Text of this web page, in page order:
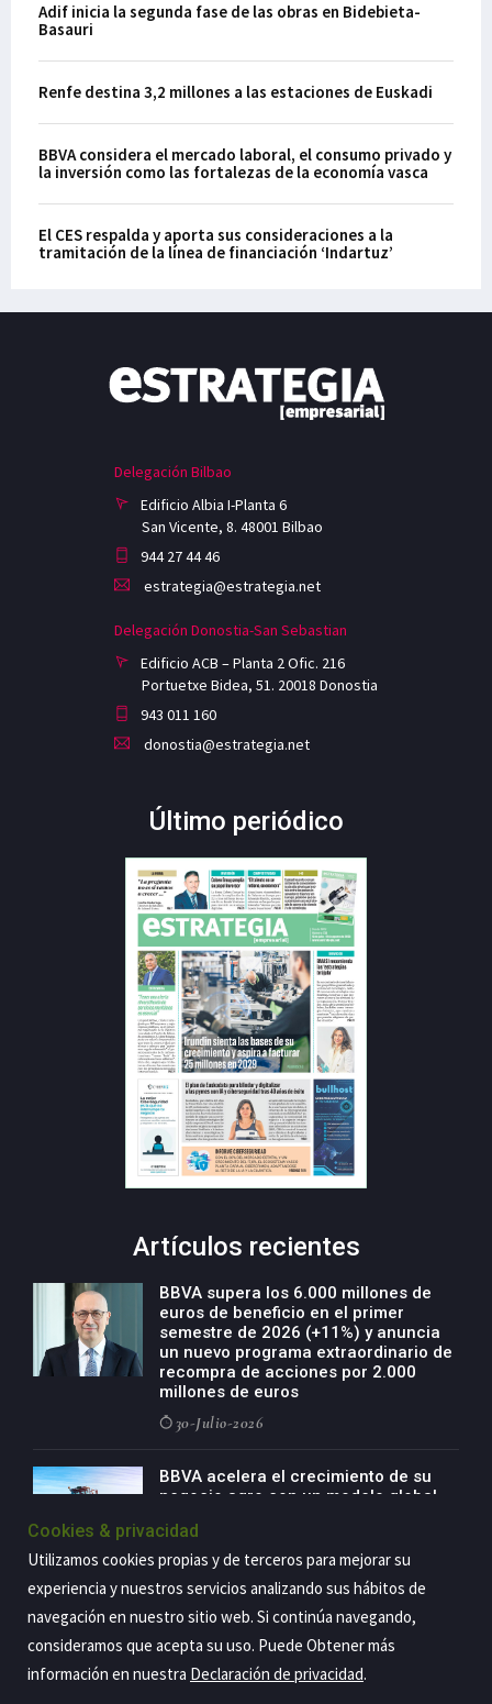
Adif inicia la segunda fase de las obras en Bidebieta-
Basauri
Renfe destina 3,2 millones a las estaciones de Euskadi
BBVA considera el mercado laboral, el consumo privado y
la inversión como las fortalezas de la economía vasca
El CES respalda y aporta sus consideraciones a la
tramitación de la línea de financiación ‘Indartuz’
Delegación Bilbao
Edificio Albia I-Planta 6
San Vicente, 8. 48001 Bilbao
944 27 44 46
estrategia@estrategia.net
Delegación Donostia-San Sebastian
Edificio ACB – Planta 2 Ofic. 216
Portuetxe Bidea, 51. 20018 Donostia
943 011 160
donostia@estrategia.net
Último periódico
Artículos recientes
BBVA supera los 6.000 millones de
euros de beneficio en el primer
semestre de 2026 (+11%) y anuncia
un nuevo programa extraordinario de
recompra de acciones por 2.000
millones de euros
30-Julio-2026
BBVA acelera el crecimiento de su
negocio agro con un modelo global
países
29-Julio-2026
Copyright@2026 Estrategia Empresarial
Cookies & privacidad
Utilizamos cookies propias y de terceros para mejorar su
experiencia y nuestros servicios analizando sus hábitos de
navegación en nuestro sitio web. Si continúa navegando,
consideramos que acepta su uso. Puede Obtener más
información en nuestra Declaración de privacidad.